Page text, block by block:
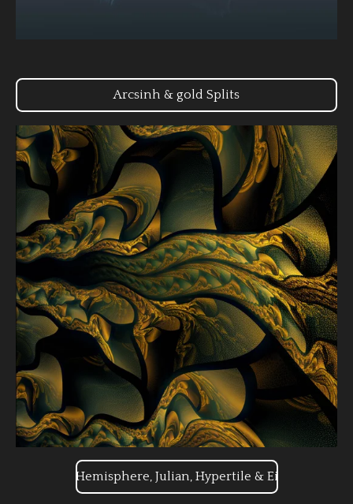
Arcsinh & gold Splits
Hemisphere, Julian, Hypertile & Ei